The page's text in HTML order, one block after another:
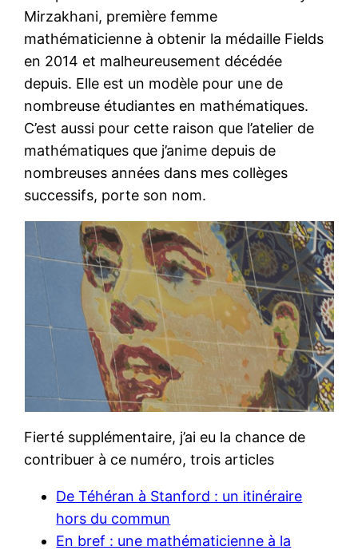
Mirzakhani, première femme
mathématicienne à obtenir la médaille Fields
en 2014 et malheureusement décédée
depuis. Elle est un modèle pour une de
nombreuse étudiantes en mathématiques.
C’est aussi pour cette raison que l’atelier de
mathématiques que j’anime depuis de
nombreuses années dans mes collèges
successifs, porte son nom.
Fierté supplémentaire, j’ai eu la chance de
contribuer à ce numéro, trois articles
De Téhéran à Stanford : un itinéraire
hors du commun
En bref : une mathématicienne à la